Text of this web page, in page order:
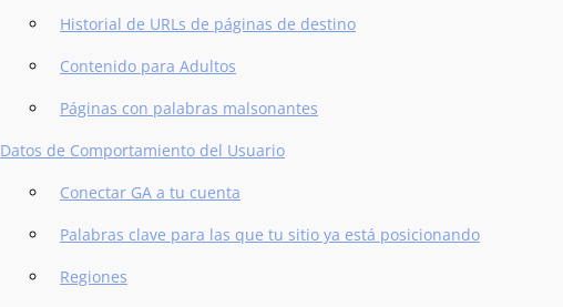
Historial de URLs de páginas de destino
Contenido para Adultos
Páginas con palabras malsonantes
Datos de Comportamiento del Usuario
Conectar GA a tu cuenta
Palabras clave para las que tu sitio ya está posicionando
Regiones